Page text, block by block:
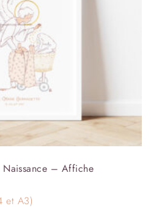
– Affiche
et A3)